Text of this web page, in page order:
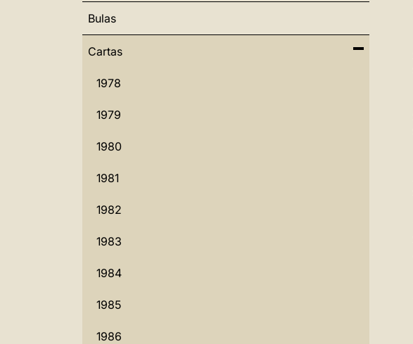
Bulas
Cartas
1978
1979
1980
1981
1982
1983
1984
1985
1986